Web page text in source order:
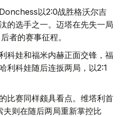
以2:0战胜格沃尔吉
的选手之一。迈塔在先失一局
者的赛事征程。
科娃和福米内赫正面交锋，福
利科娃随后连扳两局，以2:1
比赛同样颇具看点。维塔利首
则在随后两局重新掌控比